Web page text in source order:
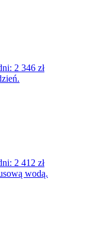
2 346 zł
2 412 zł